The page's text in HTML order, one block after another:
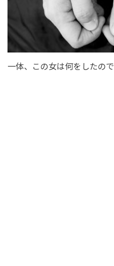
一体、この女は何をしたの